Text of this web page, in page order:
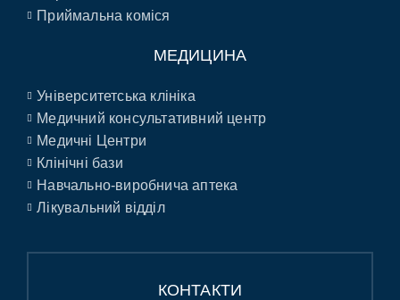
Приймальна коміся
МЕДИЦИНА
Університетська клініка
Медичний консультативний центр
Медичні Центри
Клінічні бази
Навчально-виробнича аптека
Лікувальний відділ
КОНТАКТИ